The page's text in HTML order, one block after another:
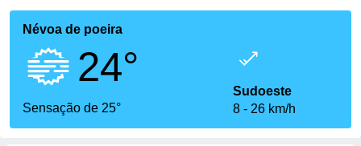
da
foi
fornecidas
a este
das
Névoa de poeira
24°
Sensação de 25°
Sudoeste
8
26 km/h